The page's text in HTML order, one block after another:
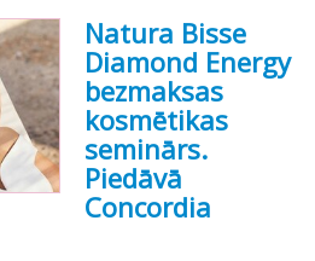
Natura Bisse
Diamond Energy
bezmaksas
kosmētikas
seminārs.
Piedāvā
Concordia